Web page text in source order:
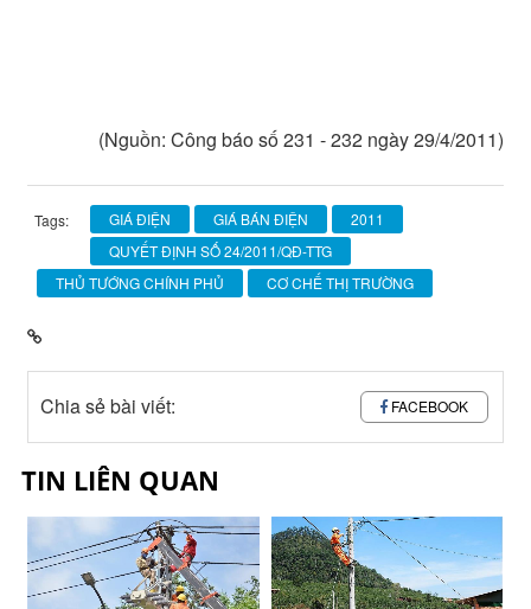
(Nguồn: Công báo số 231 - 232 ngày 29/4/2011)
Tags: GIÁ ĐIỆN GIÁ BÁN ĐIỆN
2011
QUYẾT ĐỊNH SỐ 24/2011/QĐ-TTG
THỦ TƯỚNG CHÍNH PHỦ
CƠ CHẾ THỊ TRƯỜNG
Chia sẻ bài viết: FACEBOOK
TIN LIÊN QUAN